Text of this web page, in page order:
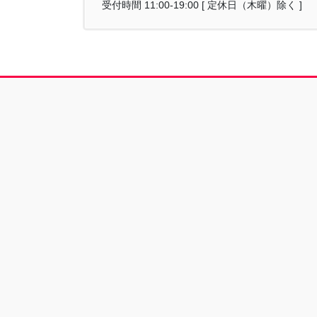
受付時間 11:00-19:00 [ 定休日（木曜）除く ]